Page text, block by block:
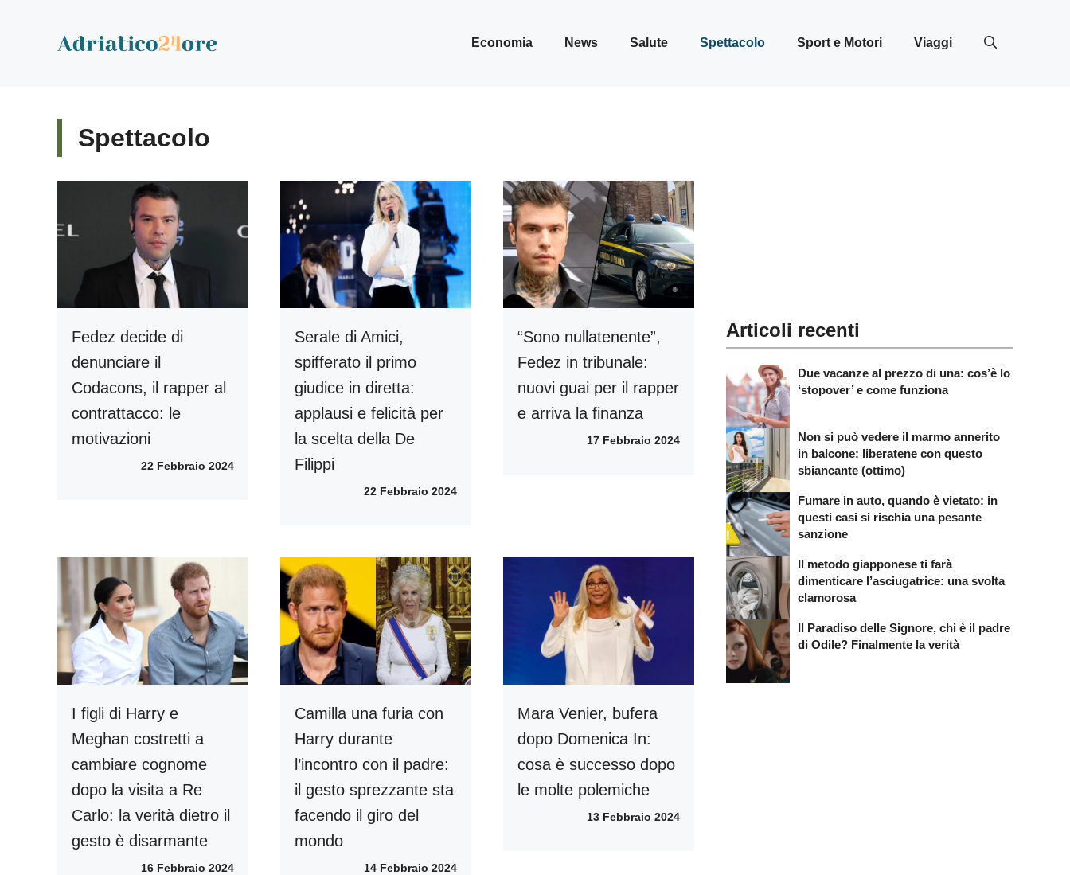
Economia News Salute Spettacolo Sport e Motori Viaggi
Spettacolo
Fedez decide di
denunciare il
Codacons, il rapper al
contrattacco: le
motivazioni
22 Febbraio 2024
Serale di Amici,
spifferato il primo
giudice in diretta:
applausi e felicità per
la scelta della De
Filippi
22 Febbraio 2024
“Sono nullatenente”,
Fedez in tribunale:
nuovi guai per il rapper
e arriva la finanza
17 Febbraio 2024
I figli di Harry e
Meghan costretti a
cambiare cognome
dopo la visita a Re
Carlo: la verità dietro il
gesto è disarmante
16 Febbraio 2024
Camilla una furia con
Harry durante
l’incontro con il padre:
il gesto sprezzante sta
facendo il giro del
mondo
14 Febbraio 2024
Mara Venier, bufera
dopo Domenica In:
cosa è successo dopo
le molte polemiche
13 Febbraio 2024
Articoli recenti
Due vacanze al prezzo di una: cos’è lo
‘stopover’ e come funziona
Non si può vedere il marmo annerito
in balcone: liberatene con questo
sbiancante (ottimo)
Fumare in auto, quando è vietato: in
questi casi si rischia una pesante
sanzione
Il metodo giapponese ti farà
dimenticare l’asciugatrice: una svolta
clamorosa
Il Paradiso delle Signore, chi è il padre
di Odile? Finalmente la verità